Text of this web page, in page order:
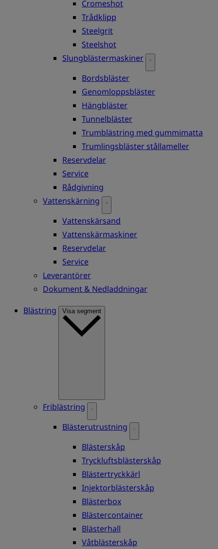
Cromeshot
Trådklipp
Steelgrit
Steelshot
Slungblästermaskiner
Bordsbläster
Genomloppsbläster
Hängbläster
Tunnelbläster
Trumblästring med gummimatta
Trumlingsbläster stållameller
Reservdelar
Service
Rådgivning
Vattenskärning
Vattenskärsand
Vattenskärmaskiner
Reservdelar
Service
Leverantörer
Dokument & Nedladdningar
Blästring
Visa segment
Friblästring
Blästerutrustning
Blästerskåp
Tryckluftsblästerskåp
Blästertryckkärl
Injektorblästerskåp
Blästerbox
Blästercontainer
Blästerhall
Våtblästerskåp